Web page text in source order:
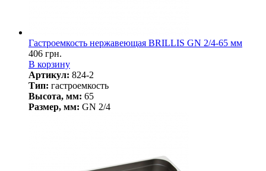
Гастроемкость нержавеющая BRILLIS GN 2/4-65 мм
406 грн.
В корзину
Артикул: 824-2
Тип: гастроемкость
Высота, мм: 65
Размер, мм: GN 2/4